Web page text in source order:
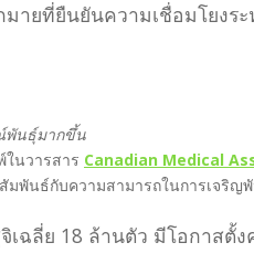
ายที่ยืนยันความเชื่อมโยงร
พันธุ์มากขึ้น
ในวารสาร Canadian Medical
มพันธ์กับความสามารถในการเจริญ
ฉลี่ย 18 ล้านตัว มีโอกาสตั้